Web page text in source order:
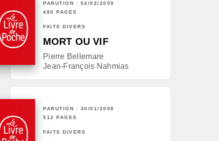
PARUTION : 04/02/2009
480 PAGES
FAITS DIVERS
MORT OU VIF
Pierre Bellemare
Jean-François Nahmias
PARUTION : 30/01/2008
512 PAGES
FAITS DIVERS